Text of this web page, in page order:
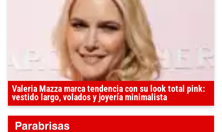
Valeria Mazza marca tendencia con su look total pink:
vestido largo, volados y joyería minimalista